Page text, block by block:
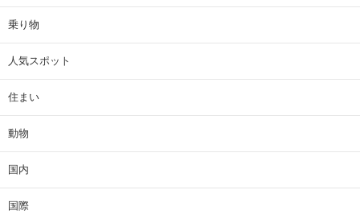
乗り物
人気スポット
住まい
動物
国内
国際